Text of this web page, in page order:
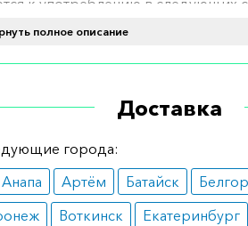
к употреблению в следующих
2 типа;
факторов риска
полное описание
Доставка
города:
Анапа Артём Батайск
Воткинск Екатеринбург